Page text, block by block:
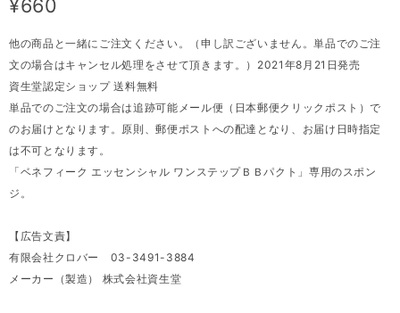
¥660
他の商品と一緒にご注文ください。（申し訳ございません。単品でのご注
文の場合はキャンセル処理をさせて頂きます。）2021年8月21日発売
資生堂認定ショップ 送料無料
単品でのご注文の場合は追跡可能メール便（日本郵便クリックポスト）で
のお届けとなります。原則、郵便ポストへの配達となり、お届け日時指定
は不可となります。
「ベネフィーク エッセンシャル ワンステップＢＢパクト」専用のスポン
ジ。
【広告文責】
有限会社クロバー 03-3491-3884
メーカー（製造） 株式会社資生堂